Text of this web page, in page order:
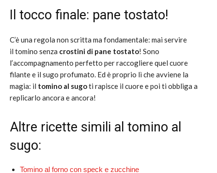
Il tocco finale: pane tostato!
C’è una regola non scritta ma fondamentale: mai servire
il tomino senza crostini di pane tostato! Sono
l’accompagnamento perfetto per raccogliere quel cuore
filante e il sugo profumato. Ed è proprio lì che avviene la
magia: il tomino al sugoti rapisce il cuore e poi ti obbliga a
replicarlo ancora e ancora!
Altre ricette simili al tomino al
sugo:
Tomino al forno con speck e zucchine